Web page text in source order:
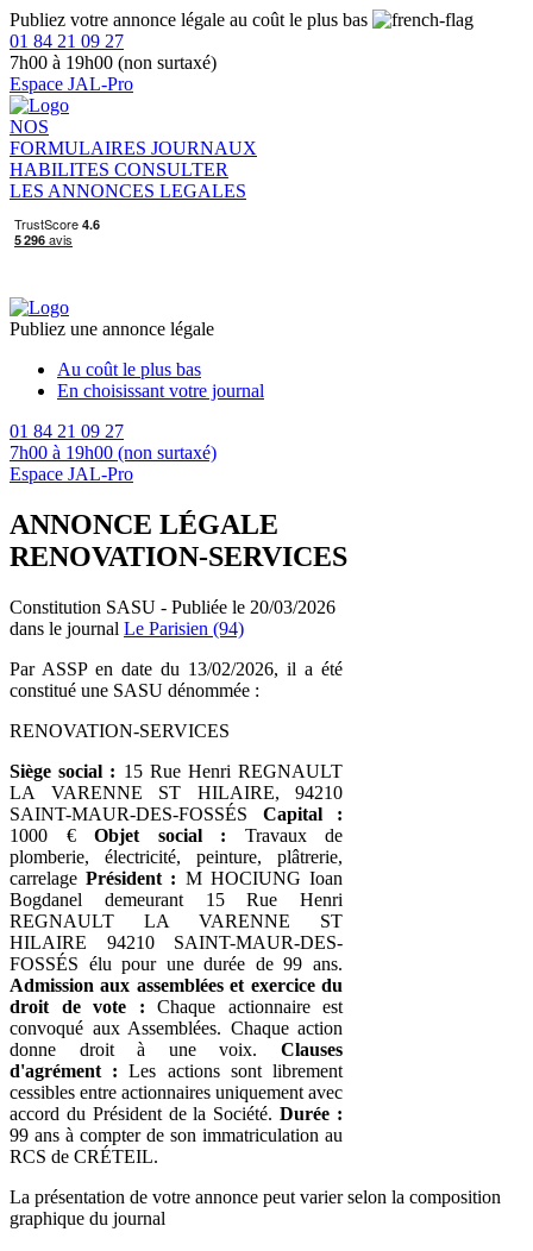
Publiez votre annonce légale au coût le plus bas
01 84 21 09 27
7h00 à 19h00 (non surtaxé)
Espace JAL-Pro
NOS
FORMULAIRES JOURNAUX
HABILITES CONSULTER
LES ANNONCES LEGALES
Publiez une annonce légale
Au coût le plus bas
En choisissant votre journal
01 84 21 09 27
7h00 à 19h00 (non surtaxé)
Espace JAL-Pro
ANNONCE LÉGALE
RENOVATION-SERVICES
Constitution SASU - Publiée le 20/03/2026
dans le journal Le Parisien (94)
Par ASSP en date du 13/02/2026, il a été
constitué une SASU dénommée :
RENOVATION-SERVICES
Siège social : 15 Rue Henri REGNAULT
LA VARENNE ST HILAIRE, 94210
SAINT-MAUR-DES-FOSSÉS Capital :
1000 € Objet social : Travaux de
plomberie, électricité, peinture, plâtrerie,
carrelagePrésident : M HOCIUNG Ioan
Bogdanel demeurant 15 Rue Henri
REGNAULT LA VARENNE ST
HILAIRE 94210 SAINT-MAUR-DES-
FOSSÉS élu pour une durée de 99 ans.
Admission aux assemblées et exercice du
droit de vote : Chaque actionnaire est
convoqué aux Assemblées. Chaque action
donne droit à une voix. Clauses
d'agrément : Les actions sont librement
cessibles entre actionnaires uniquement avec
accord du Président de la Société.Durée :
99 ans à compter de son immatriculation au
RCS de CRÉTEIL.
La présentation de votre annonce peut varier selon la composition
graphique du journal